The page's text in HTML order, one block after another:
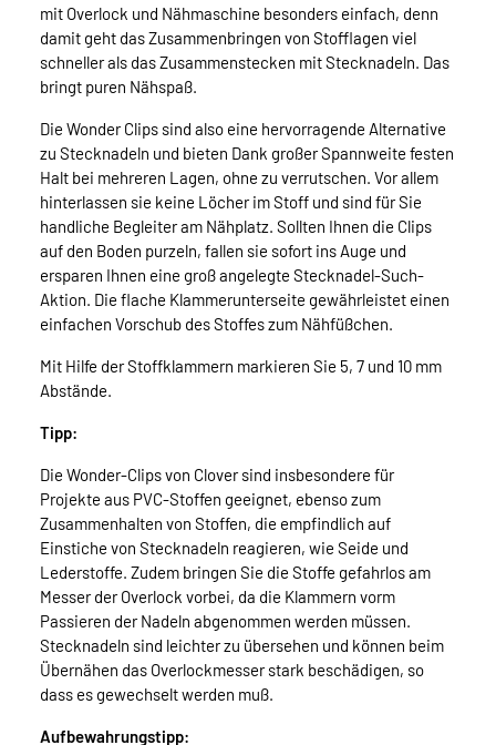
mit Overlock und Nähmaschine besonders einfach, denn
damit geht das Zusammenbringen von Stofflagen viel
schneller als das Zusammenstecken mit Stecknadeln. Das
bringt puren Nähspaß.
Die Wonder Clips sind also eine hervorragende Alternative
zu Stecknadeln und bieten Dank großer Spannweite festen
Halt bei mehreren Lagen, ohne zu verrutschen. Vor allem
hinterlassen sie keine Löcher im Stoff und sind für Sie
handliche Begleiter am Nähplatz. Sollten Ihnen die Clips
auf den Boden purzeln, fallen sie sofort ins Auge und
ersparen Ihnen eine groß angelegte Stecknadel-Such-
Aktion. Die flache Klammerunterseite gewährleistet einen
einfachen Vorschub des Stoffes zum Nähfüßchen.
Mit Hilfe der Stoffklammern markieren Sie 5, 7 und 10 mm
Abstände.
Tipp:
Die Wonder-Clips von Clover sind insbesondere für
Projekte aus PVC-Stoffen geeignet, ebenso zum
Zusammenhalten von Stoffen, die empfindlich auf
Einstiche von Stecknadeln reagieren, wie Seide und
Lederstoffe. Zudem bringen Sie die Stoffe gefahrlos am
Messer der Overlock vorbei, da die Klammern vorm
Passieren der Nadeln abgenommen werden müssen.
Stecknadeln sind leichter zu übersehen und können beim
Übernähen das Overlockmesser stark beschädigen, so
dass es gewechselt werden muß.
Aufbewahrungstipp: